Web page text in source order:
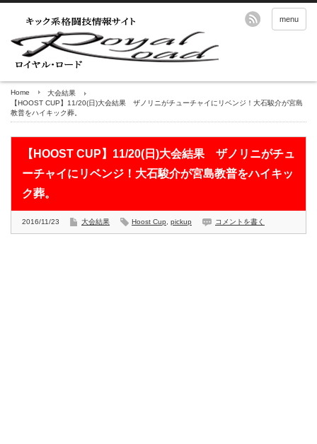
menu
Home
大会結果
【HOOST CUP】11/20(日)大会結果 ザノリニがチューチャイにリベンジ！大石駿介が宮島
教普をハイキック葬。
【HOOST CUP】11/20(日)大会結果 ザノリニがチュ
ーチャイにリベンジ！大石駿介が宮島教普をハイキッ
ク葬。
2016/11/23 大会結果 Hoost Cup pickup コメントを書く